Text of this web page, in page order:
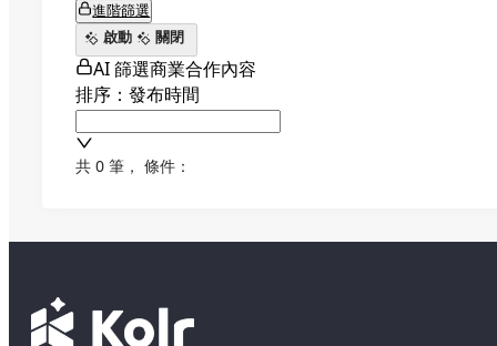
進階篩選
啟動
關閉
AI 篩選商業合作內容
排序：發布時間
共 0 筆 ， 條件：